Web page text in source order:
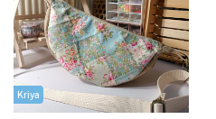
Kriya